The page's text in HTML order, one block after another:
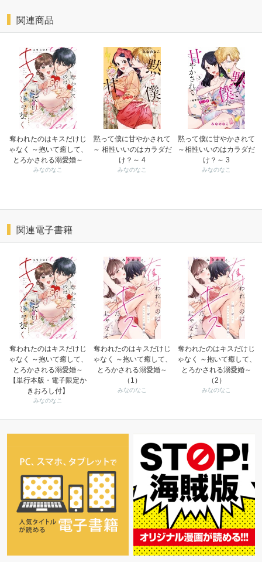
関連商品
奪われたのはキスだけじ
ゃなく ～抱いて癒して、
とろかされる溺愛婚～
みなのなこ
黙って僕に甘やかされて
～ 相性いいのはカラダだ
け？～ 4
みなのなこ
黙って僕に甘やかされて
～相性いいのはカラダだ
け？～ 3
みなのなこ
関連電子書籍
奪われたのはキスだけじ
ゃなく ～抱いて癒して、
とろかされる溺愛婚～
【単行本版・電子限定か
きおろし付】
みなのなこ
奪われたのはキスだけじ
ゃなく ～抱いて癒して、
とろかされる溺愛婚～
（1）
みなのなこ
奪われたのはキスだけじ
ゃなく ～抱いて癒して、
とろかされる溺愛婚～
（2）
みなのなこ